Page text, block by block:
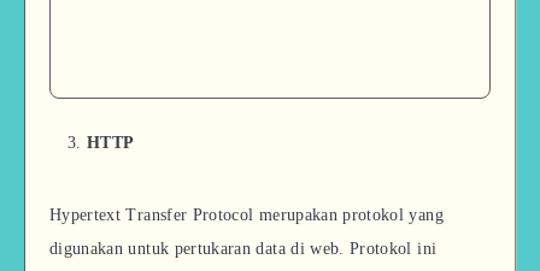
HTTP
Hypertext Transfer Protocol merupakan protokol yang
digunakan untuk pertukaran data di web. Protokol ini